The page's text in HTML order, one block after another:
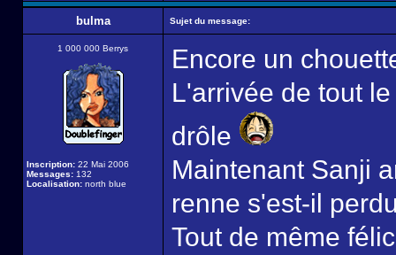
bulma Sujet du message:
1 000 000 Berrys
Inscription: 22 Mai 2006
Messages: 132
Localisation: north blue
Encore un
L'arrivée de tout
drôle
Maintenant Sanji
renne s'est-il
Tout de même